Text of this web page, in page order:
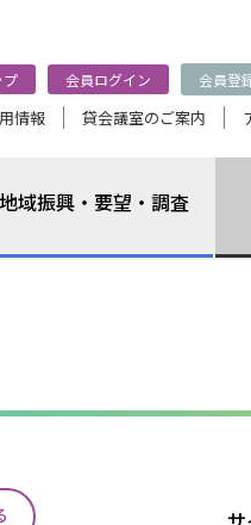
プ 会員ログイン 会員登
情報 貸会議室のご案内
地域振興・要望・調査